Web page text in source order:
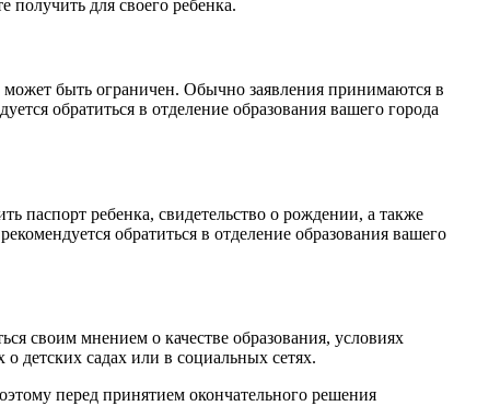
получить для своего ребенка.
может быть ограничен. Обычно заявления принимаются в
обратиться в отделение образования вашего города
паспорт ребенка, свидетельство о рождении, а также
обратиться в отделение образования вашего
своим мнением о качестве образования, условиях
детских садах или в социальных сетях.
перед принятием окончательного решения